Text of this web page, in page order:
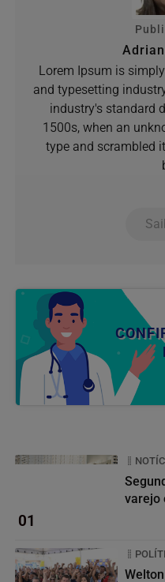
Lorem Ipsum is
and typesetting
industry's standard
1500s, when an
type and scrambled
01
varejo